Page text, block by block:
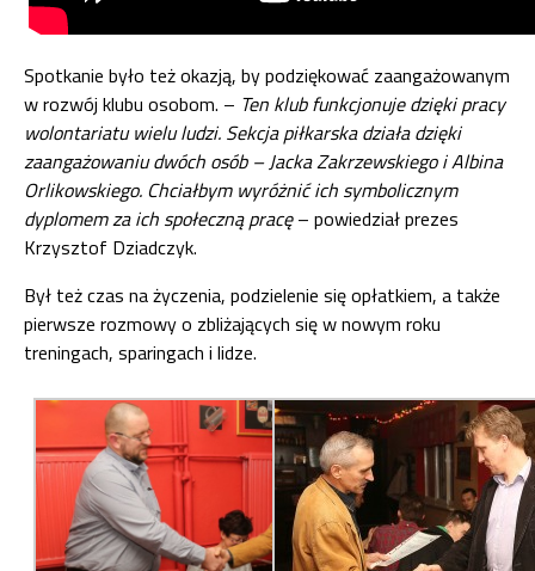
Spotkanie było też okazją, by podziękować zaangażowanym
w rozwój klubu osobom. – Ten klub funkcjonuje dzięki pracy
wolontariatu wielu ludzi. Sekcja piłkarska działa dzięki
zaangażowaniu dwóch osób – Jacka Zakrzewskiego i Albina
Orlikowskiego. Chciałbym wyróżnić ich symbolicznym
dyplomem za ich społeczną pracę– powiedział prezes
Krzysztof Dziadczyk.
Był też czas na życzenia, podzielenie się opłatkiem, a także
pierwsze rozmowy o zbliżających się w nowym roku
treningach, sparingach i lidze.